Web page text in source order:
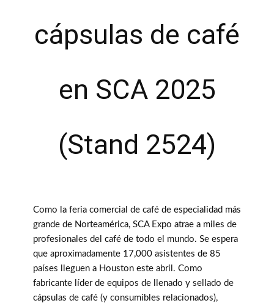
cápsulas de café
en SCA 2025
(Stand 2524)
Como la feria comercial de café de especialidad más
grande de Norteamérica, SCA Expo atrae a miles de
profesionales del café de todo el mundo. Se espera
que aproximadamente 17,000 asistentes de 85
países lleguen a Houston este abril. Como
fabricante líder de equipos de llenado y sellado de
cápsulas de café (y consumibles relacionados),